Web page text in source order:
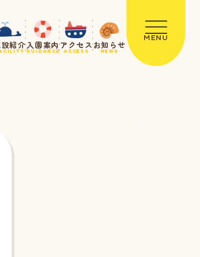
紹介入園案内
GUIDANCE
アクセス
ACCESS
お知らせ
NEWS
MENU